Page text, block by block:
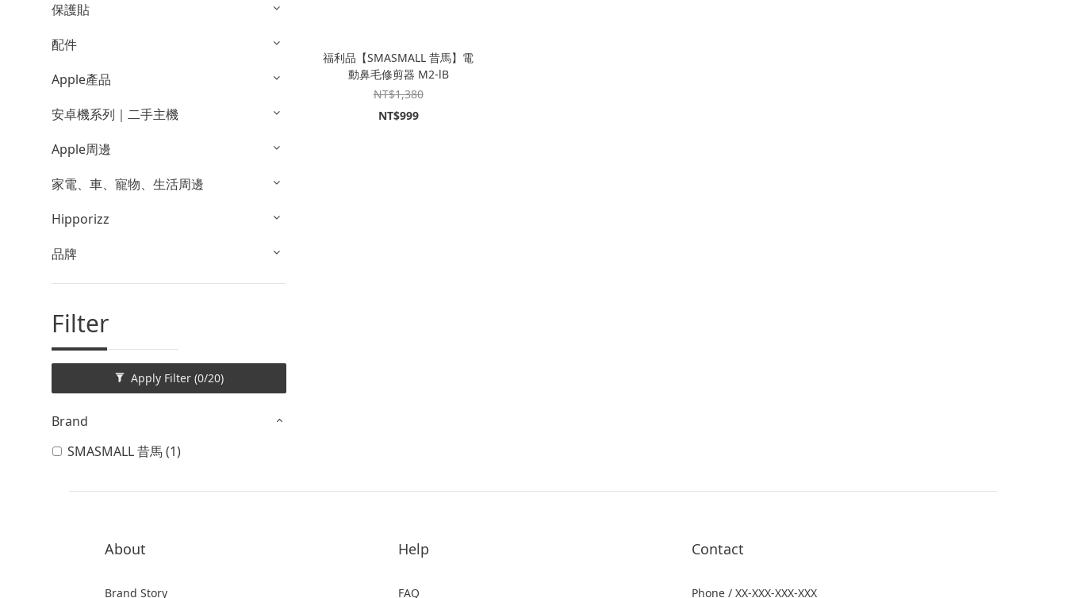
保護貼
配件
Apple產品
安卓機系列｜二手主機
Apple周邊
家電、車、寵物、生活周邊
Hipporizz
品牌
Filter
Apply Filter (0/20)
Brand
SMASMALL 昔馬 (1)
福利品【SMASMALL 昔馬】電
動鼻毛修剪器 M2-lB
NT$1,380
NT$999
About
Brand Story
Help
FAQ
Contact
Phone / XX-XXX-XXX-XXX